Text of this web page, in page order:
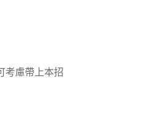
考慮帶上本招